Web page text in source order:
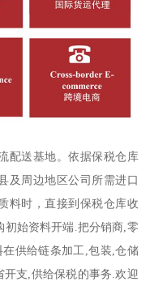
配送基地。依据保税仓库
及周边地区公司所需进口
料时，直接到保税仓库收
初始资料开端.把分销商,零
供给链条加工,包装,仓储
支,供给保税的事务.欢迎